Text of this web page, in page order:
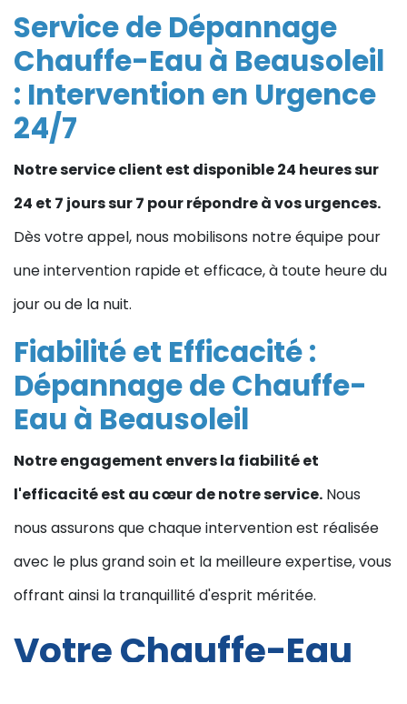
Service de Dépannage
Chauffe-Eau à Beausoleil
: Intervention en Urgence
24/7
Notre service client est disponible 24 heures sur
24 et 7 jours sur 7 pour répondre à vos urgences.
Dès votre appel, nous mobilisons notre équipe pour
une intervention rapide et efficace, à toute heure du
jour ou de la nuit.
Fiabilité et Efficacité :
Dépannage de Chauffe-
Eau à Beausoleil
Notre engagement envers la fiabilité et
l'efficacité est au cœur de notre service. Nous
nous assurons que chaque intervention est réalisée
avec le plus grand soin et la meilleure expertise, vous
offrant ainsi la tranquillité d'esprit méritée.
Votre Chauffe-Eau